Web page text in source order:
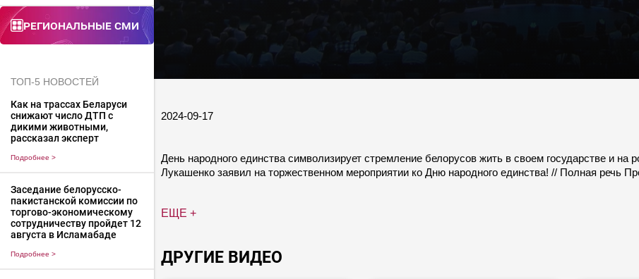
Региональные СМИ
ТОП-5 НОВОСТЕЙ
Как на трассах Беларуси
снижают число ДТП с
дикими животными,
рассказал эксперт
Подробнее >
Заседание белорусско-
пакистанской комиссии по
торгово-экономическому
сотрудничеству пройдет 12
августа в Исламабаде
Подробнее >
2024-09-17
День народного единства символизирует стремление белорусов жить в своем государстве и
Лукашенко заявил на торжественном мероприятии ко Дню народного единства! // Полная речь
ЕЩЕ +
ДРУГИЕ ВИДЕО